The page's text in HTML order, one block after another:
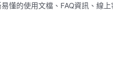
懂的使用文檔、FAQ資訊、線